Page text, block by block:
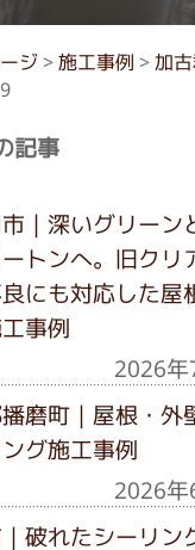
ジ> 施工事例 > 加
記事
｜深いグリーン
ートンへ。旧クリ
にも対応した屋
事例
2026年
磨町｜屋根・外
グ施工事例
2026年
破れたシーリン